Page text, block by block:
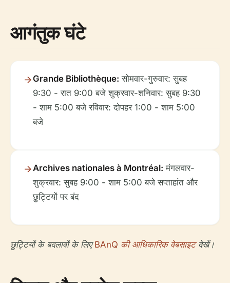
आगंतुक घंटे
Grande Bibliothèque: सोमवार-गुरुवार: सुबह
9:30 - रात 9:00 बजे शुक्रवार-शनिवार: सुबह 9:30
- शाम 5:00 बजे रविवार: दोपहर 1:00 - शाम 5:00
बजे
Archives nationales à Montréal: मंगलवार-
शुक्रवार: सुबह 9:00 - शाम 5:00 बजे सप्ताहांत और
छुट्टियों पर बंद
छुट्टियों के बदलावों के लिएBAnQ की आधिकारिक वेबसाइटदेखें।